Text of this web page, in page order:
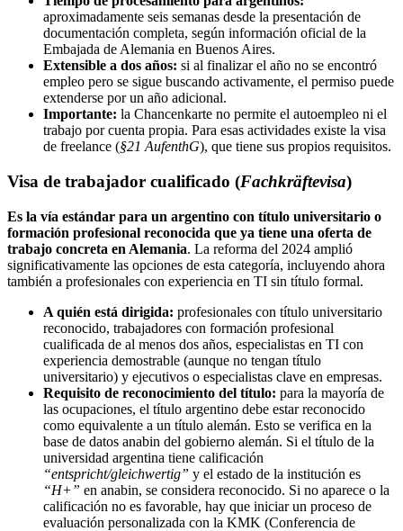
aproximadamente seis semanas desde la presentación de
documentación completa, según información oficial de la
Embajada de Alemania en Buenos Aires.
Extensible a dos años: si al finalizar el año no se encontró
empleo pero se sigue buscando activamente, el permiso puede
extenderse por un año adicional.
Importante: la Chancenkarte no permite el autoempleo ni el
trabajo por cuenta propia. Para esas actividades existe la visa
de freelance (§21 AufenthG), que tiene sus propios requisitos.
Visa de trabajador cualificado (Fachkräftevisa)
Es la vía estándar para un argentino con título universitario o
formación profesional reconocida que ya tiene una oferta de
trabajo concreta en Alemania. La reforma del 2024 amplió
significativamente las opciones de esta categoría, incluyendo ahora
también a profesionales con experiencia en TI sin título formal.
A quién está dirigida: profesionales con título universitario
reconocido, trabajadores con formación profesional
cualificada de al menos dos años, especialistas en TI con
experiencia demostrable (aunque no tengan título
universitario) y ejecutivos o especialistas clave en empresas.
Requisito de reconocimiento del título: para la mayoría de
las ocupaciones, el título argentino debe estar reconocido
como equivalente a un título alemán. Esto se verifica en la
base de datos anabin del gobierno alemán. Si el título de la
universidad argentina tiene calificación
“entspricht/gleichwertig” y el estado de la institución es
“H+” en anabin, se considera reconocido. Si no aparece o la
calificación no es favorable, hay que iniciar un proceso de
evaluación personalizada con la KMK (Conferencia de